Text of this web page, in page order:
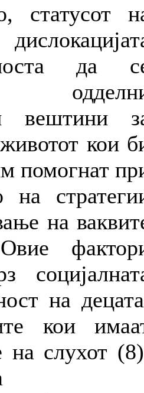
статусот
да
вештини
кои
помогнат
на
на
на
кои
на слухот